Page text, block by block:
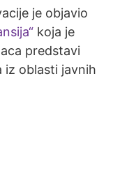
je objavio
koja je
predstavi
iz oblasti javnih